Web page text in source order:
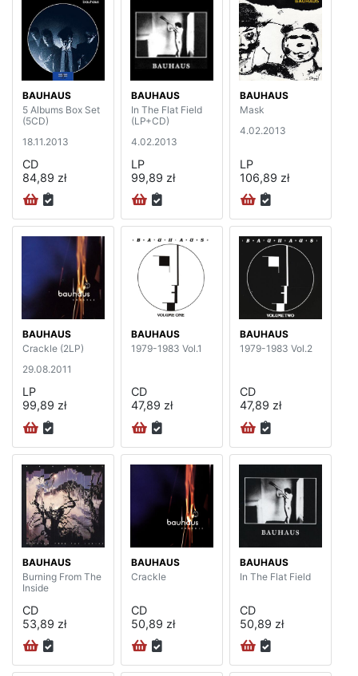
BAUHAUS
5 Albums Box Set
(5CD)
18.11.2013
CD
84,89 zł
BAUHAUS
In The Flat Field
(LP+CD)
4.02.2013
LP
99,89 zł
BAUHAUS
Mask
4.02.2013
LP
106,89 zł
BAUHAUS
Crackle (2LP)
29.08.2011
LP
99,89 zł
BAUHAUS
1979-1983 Vol.1
CD
47,89 zł
BAUHAUS
1979-1983 Vol.2
CD
47,89 zł
BAUHAUS
Burning From The
Inside
CD
53,89 zł
BAUHAUS
Crackle
CD
50,89 zł
BAUHAUS
In The Flat Field
CD
50,89 zł